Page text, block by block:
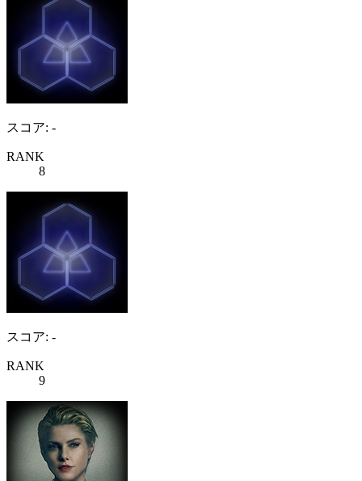
スコア: -
RANK
8
スコア: -
RANK
9